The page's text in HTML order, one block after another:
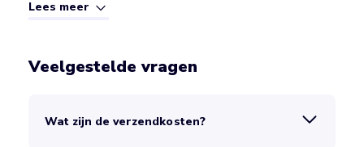
Lees meer
Veelgestelde vragen
Wat zijn de verzendkosten?